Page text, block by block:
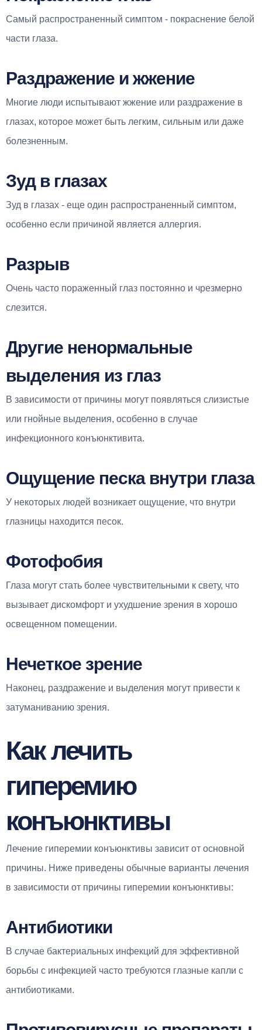
Самый распространенный симптом - покраснение белой
части глаза.
Раздражение и жжение
Многие люди испытывают жжение или раздражение в
глазах, которое может быть легким, сильным или даже
болезненным.
Зуд в глазах
Зуд в глазах - еще один распространенный симптом,
особенно если причиной является аллергия.
Разрыв
Очень часто пораженный глаз постоянно и чрезмерно
слезится.
Другие ненормальные
выделения из глаз
В зависимости от причины могут появляться слизистые
или гнойные выделения, особенно в случае
инфекционного конъюнктивита.
Ощущение песка внутри глаза
У некоторых людей возникает ощущение, что внутри
глазницы находится песок.
Фотофобия
Глаза могут стать более чувствительными к свету, что
вызывает дискомфорт и ухудшение зрения в хорошо
освещенном помещении.
Нечеткое зрение
Наконец, раздражение и выделения могут привести к
затуманиванию зрения.
Как лечить
гиперемию
конъюнктивы
Лечение гиперемии конъюнктивы зависит от основной
причины. Ниже приведены обычные варианты лечения
в зависимости от причины гиперемии конъюнктивы:
Антибиотики
В случае бактериальных инфекций для эффективной
борьбы с инфекцией часто требуются глазные капли с
антибиотиками.